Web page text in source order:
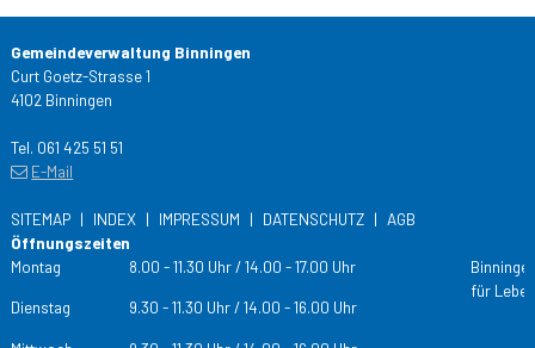
Gemeindeverwaltung Binningen
Curt Goetz-Strasse 1
4102 Binningen
Tel. 061 425 51 51
E-Mail
SITEMAP INDEX IMPRESSUM DATENSCHUTZ
AGB
Öffnungszeiten
TagÖffnungs­zeiten
Montag 8.00 - 11.30 Uhr / 14.00 - 17.00 Uhr
für
Dienstag
9.30 - 11.30 Uhr / 14.00 - 16.00 Uhr